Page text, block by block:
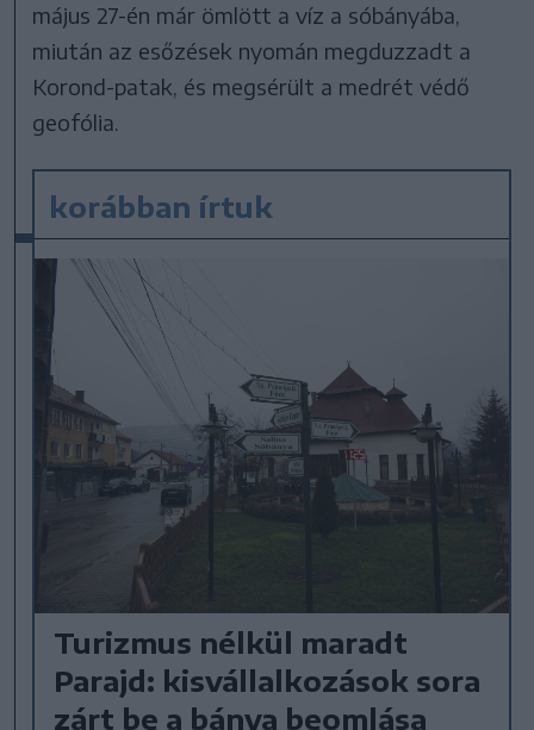
május 27-én már ömlött a víz a sóbányába,
miután az esőzések nyomán megduzzadt a
Korond-patak, és megsérült a medrét védő
geofólia.
korábban írtuk
Turizmus nélkül maradt
Parajd: kisvállalkozások sora
zárt be a bánya beomlása